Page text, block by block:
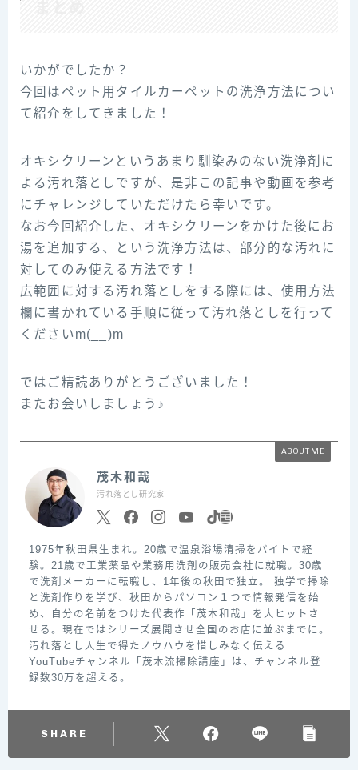
いかがでしたか？
今回はペット用タイルカーペットの洗浄方法につい
て紹介をしてきました！
オキシクリーンというあまり馴染みのない洗浄剤に
よる汚れ落としですが、是非この記事や動画を参考
にチャレンジしていただけたら幸いです。
なお今回紹介した、オキシクリーンをかけた後にお
湯を追加する、という洗浄方法は、部分的な汚れに
対してのみ使える方法です！
広範囲に対する汚れ落としをする際には、使用方法
欄に書かれている手順に従って汚れ落としを行って
くださいm(__)m
ではご精読ありがとうございました！
またお会いしましょう♪
ABOUT ME
茂木和哉
汚れ落とし研究家
1975年秋田県生まれ。20歳で温泉浴場清掃をバイトで経
験。21歳で工業薬品や業務用洗剤の販売会社に就職。30歳
で洗剤メーカーに転職し、1年後の秋田で独立。 独学で掃除
と洗剤作りを学び、秋田からパソコン１つで情報発信を始
め、自分の名前をつけた代表作「茂木和哉」を大ヒットさ
せる。現在ではシリーズ展開させ全国のお店に並ぶまでに。
汚れ落とし人生で得たノウハウを惜しみなく伝える
YouTubeチャンネル「茂木流掃除講座」は、チャンネル登
録数30万を超える。
SHARE